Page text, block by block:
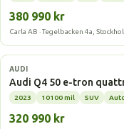
380 990 kr
Carla AB · Tegelbacken 4a,
Elbil
AUDI
Audi Q4 50 e-tron
2023 10100 mil SUV
320 990 kr